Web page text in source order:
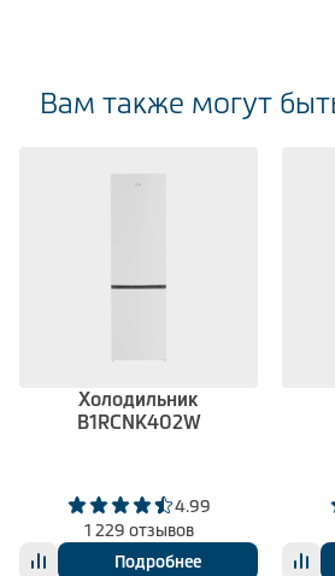
Вам также могут
Холодильник
B1RCNK402W
4.99
1 229 отзывов
Подробнее